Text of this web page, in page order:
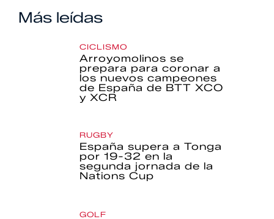
Más leídas
CICLISMO
Arroyomolinos se
prepara para coronar a
los nuevos campeones
de España de BTT XCO
y XCR
RUGBY
España supera a Tonga
por 19-32 en la
segunda jornada de la
Nations Cup
GOLF